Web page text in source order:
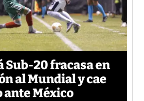
Sub-20 fracasa en
al Mundial y cae
ante México